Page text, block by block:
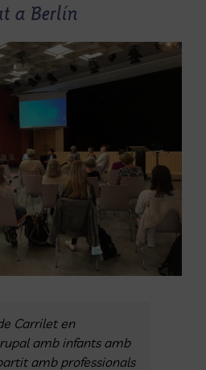
a Berlín
Carrilet en
amb infants amb
amb professionals